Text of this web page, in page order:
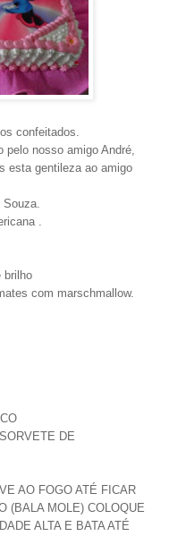
confeitados.
pelo nosso amigo André,
esta gentileza ao amigo
Souza.
.
brilho
com marschmallow.
DE
AO FOGO ATÉ FICAR
(BALA MOLE) COLOQUE
ALTA E BATA ATÉ